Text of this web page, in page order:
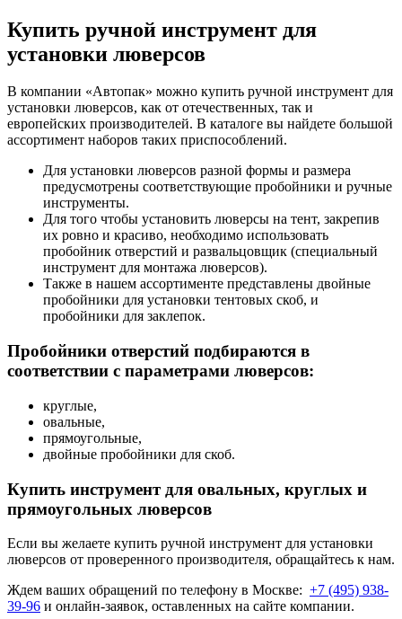
Купить ручной инструмент для
установки люверсов
В компании «Автопак» можно купить ручной инструмент для
установки люверсов, как от отечественных, так и
европейских производителей. В каталоге вы найдете большой
ассортимент наборов таких приспособлений.
Для установки люверсов разной формы и размера
предусмотрены соответствующие пробойники и ручные
инструменты.
Для того чтобы установить люверсы на тент, закрепив
их ровно и красиво, необходимо использовать
пробойник отверстий и развальцовщик (специальный
инструмент для монтажа люверсов).
Также в нашем ассортименте представлены двойные
пробойники для установки тентовых скоб, и
пробойники для заклепок.
Пробойники отверстий подбираются в
соответствии с параметрами люверсов:
круглые,
овальные,
прямоугольные,
двойные пробойники для скоб.
Купить инструмент для овальных, круглых и
прямоугольных люверсов
Если вы желаете купить ручной инструмент для установки
люверсов от проверенного производителя, обращайтесь к нам.
Ждем ваших обращений по телефону в Москве: +7 (495) 938-
39-96 и онлайн-заявок, оставленных на сайте компании.